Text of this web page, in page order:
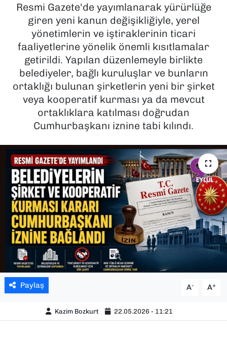
Resmi Gazete'de yayımlanarak yürürlüğe
giren yeni kanun değişikliğiyle, yerel
yönetimlerin ve iştiraklerinin ticari
faaliyetlerine yönelik önemli kısıtlamalar
getirildi. Yapılan düzenlemeyle birlikte
belediyeler, bağlı kuruluşlar ve bunların
ortaklığı bulunan şirketlerin yeni bir şirket
veya kooperatif kurması ya da mevcut
ortaklıklara katılması doğrudan
Cumhurbaşkanı iznine tabi kılındı.
Paylaş A- A+
Kazim Bozkurt 22.05.2026 - 11:21
POLİTİKA
SAĞLIK
SPOR
TEKNOLOJİ
YAŞAM
YEREL YÖNETİMLER